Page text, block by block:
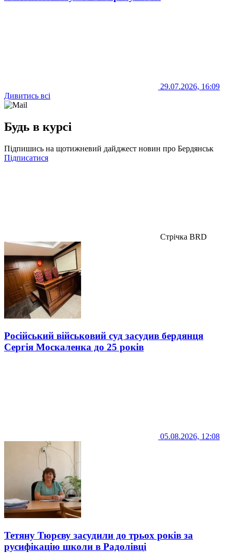
29.07.2026, 16:09
Дивитись всі
Будь в курсі
Підпишись на щотижневий дайджест новин про Бердянськ
Підписатися
Стрічка BRD
Російський військовий суд засудив бердянця
Сергія Москаленка до 25 років
05.08.2026, 12:08
Тетяну Тюрєву засудили до трьох років за
русифікацію школи в Радолівці